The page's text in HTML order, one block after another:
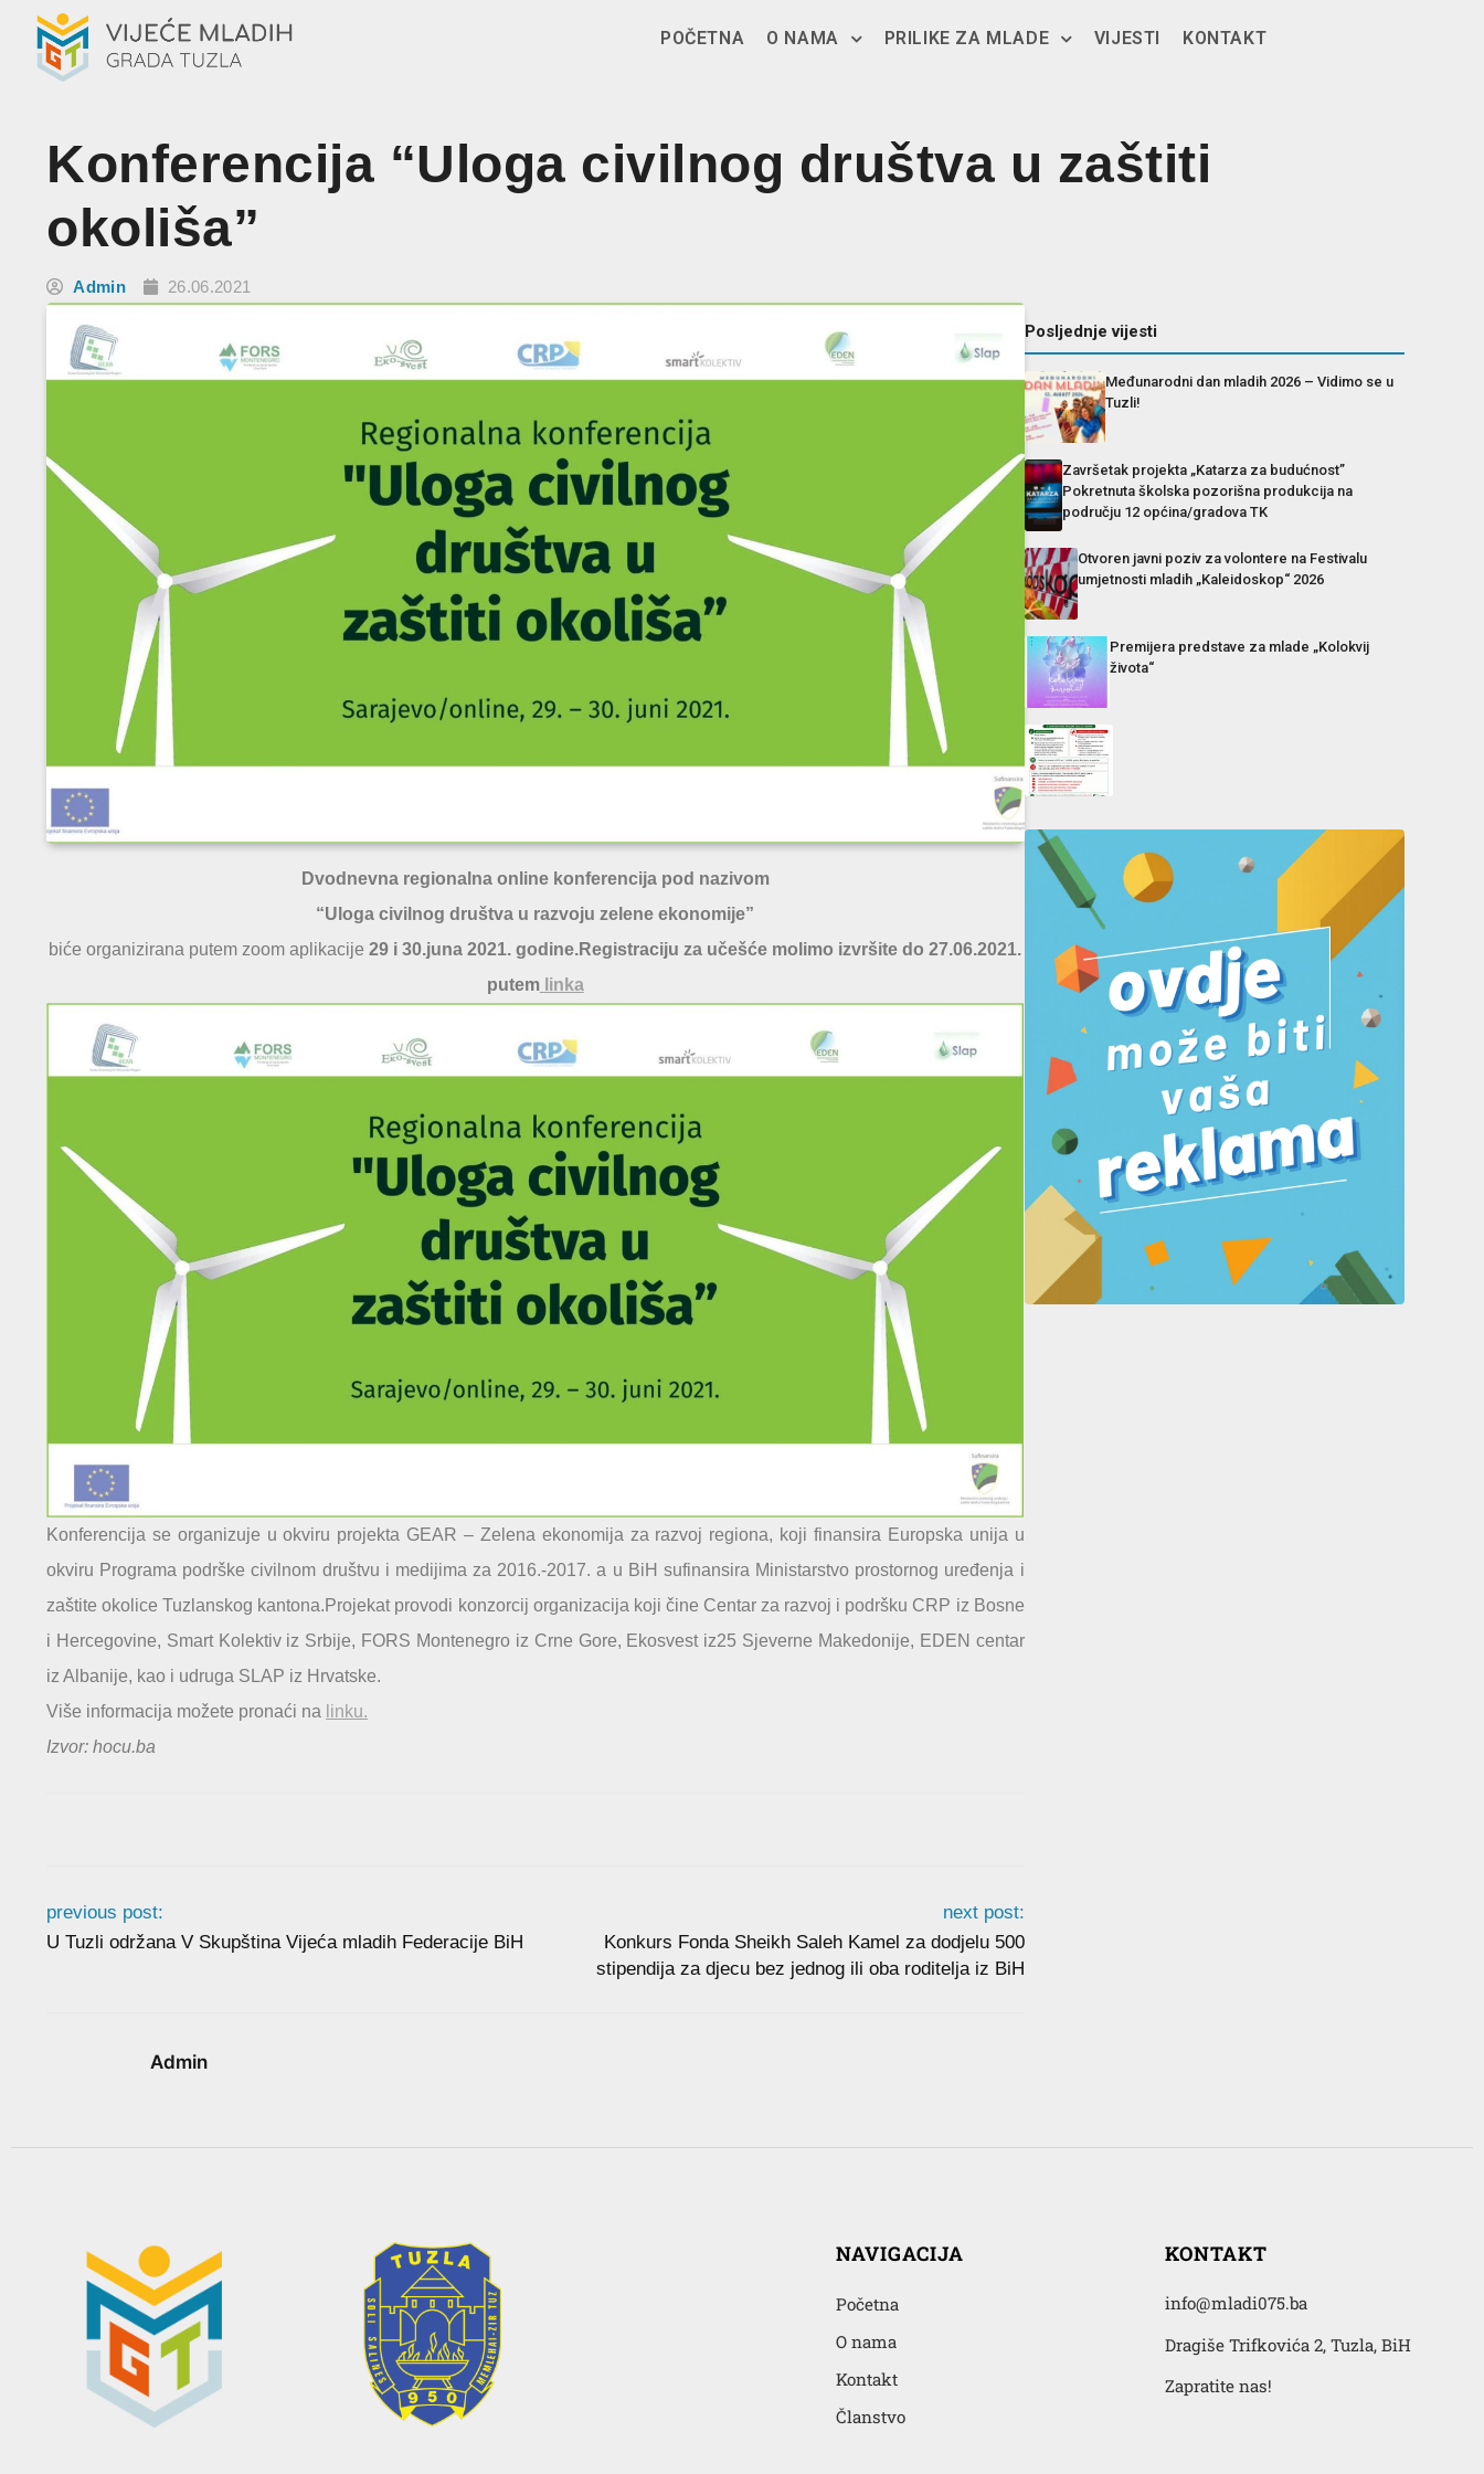
POČETNA O NAMA PRILIKE ZA MLADE VIJESTI KONTAKT
Konferencija “Uloga civilnog društva u zaštiti
okoliša”
Admin 26.06.2021
Dvodnevna regionalna online konferencija pod nazivom
“Uloga civilnog društva u razvoju zelene ekonomije”
biće organizirana putem zoom aplikacije29 i 30.juna 2021. godine.Registraciju za učešće molimo izvršite do 27.06.2021.
putemlinka
Konferencija se organizuje u okviru projekta GEAR – Zelena ekonomija za razvoj regiona, koji finansira Europska unija u
okviru Programa podrške civilnom društvu i medijima za 2016.-2017. a u BiH sufinansira Ministarstvo prostornog uređenja i
zaštite okolice Tuzlanskog kantona.Projekat provodi konzorcij organizacija koji čine Centar za razvoj i podršku CRP iz Bosne
i Hercegovine, Smart Kolektiv iz Srbije, FORS Montenegro iz Crne Gore, Ekosvest iz25 Sjeverne Makedonije, EDEN centar
iz Albanije, kao i udruga SLAP iz Hrvatske.
Više informacija možete pronaći na linku.
Izvor: hocu.ba
previous post:
U Tuzli održana V Skupština Vijeća mladih Federacije BiH
next post:
Konkurs Fonda Sheikh Saleh Kamel za dodjelu 500
stipendija za djecu bez jednog ili oba roditelja iz BiH
Admin
Posljednje vijesti
Međunarodni dan mladih 2026 – Vidimo se u
Tuzli!
Završetak projekta „Katarza za budućnost”
Pokretnuta školska pozorišna produkcija na
području 12 općina/gradova TK
Otvoren javni poziv za volontere na Festivalu
umjetnosti mladih „Kaleidoskop“ 2026
Premijera predstave za mlade „Kolokvij
života“
NAVIGACIJA
Početna
O nama
Kontakt
Članstvo
KONTAKT
info@mladi075.ba
Dragiše Trifkovića 2, Tuzla, BiH
Zapratite nas!